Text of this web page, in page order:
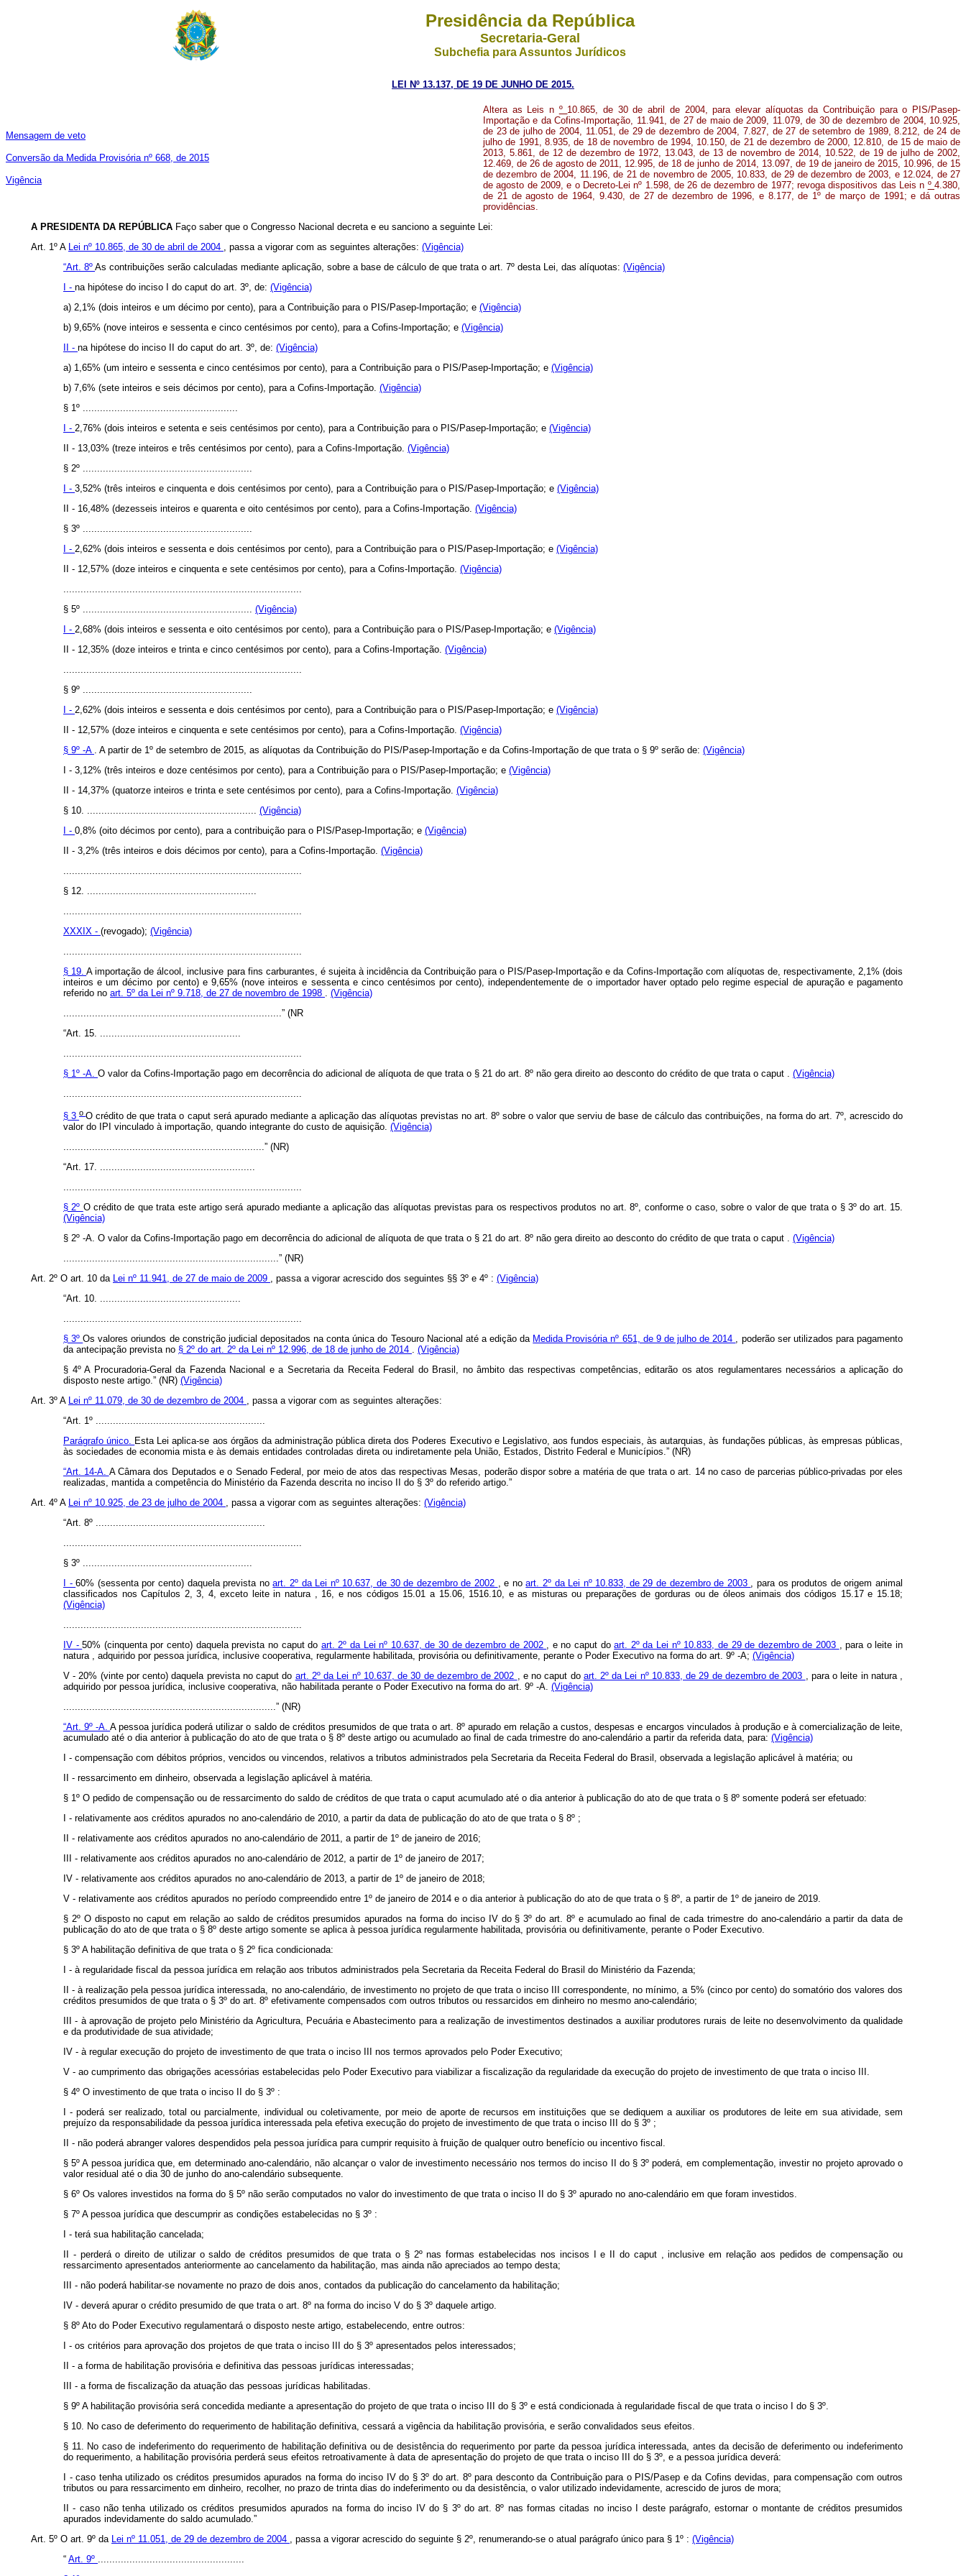
Presidência da República
Secretaria-Geral
Subchefia para Assuntos Jurídicos
LEI Nº 13.137, DE 19 DE JUNHO DE 2015.
Mensagem de veto
Conversão da Medida Provisória nº 668, de 2015
Vigência
Altera as Leis n º 10.865, de 30 de abril de 2004, para elevar alíquotas da Contribuição para o PIS/Pasep-
Importação e da Cofins-Importação, 11.941, de 27 de maio de 2009, 11.079, de 30 de dezembro de 2004, 10.925,
de 23 de julho de 2004, 11.051, de 29 de dezembro de 2004, 7.827, de 27 de setembro de 1989, 8.212, de 24 de
julho de 1991, 8.935, de 18 de novembro de 1994, 10.150, de 21 de dezembro de 2000, 12.810, de 15 de maio de
2013, 5.861, de 12 de dezembro de 1972, 13.043, de 13 de novembro de 2014, 10.522, de 19 de julho de 2002,
12.469, de 26 de agosto de 2011, 12.995, de 18 de junho de 2014, 13.097, de 19 de janeiro de 2015, 10.996, de 15
de dezembro de 2004, 11.196, de 21 de novembro de 2005, 10.833, de 29 de dezembro de 2003, e 12.024, de 27
de agosto de 2009, e o Decreto-Lei nº 1.598, de 26 de dezembro de 1977; revoga dispositivos das Leis n º4.380,
de 21 de agosto de 1964, 9.430, de 27 de dezembro de 1996, e 8.177, de 1º de março de 1991; e dá outras
providências.
A PRESIDENTA DA REPÚBLICA Faço saber que o Congresso Nacional decreta e eu sanciono a seguinte Lei:
Art. 1º A Lei nº 10.865, de 30 de abril de 2004 , passa a vigorar com as seguintes alterações: (Vigência)
“Art. 8º As contribuições serão calculadas mediante aplicação, sobre a base de cálculo de que trata o art. 7º desta Lei, das alíquotas: (Vigência)
I - na hipótese do inciso I do caput do art. 3º, de: (Vigência)
a) 2,1% (dois inteiros e um décimo por cento), para a Contribuição para o PIS/Pasep-Importação; e (Vigência)
b) 9,65% (nove inteiros e sessenta e cinco centésimos por cento), para a Cofins-Importação; e (Vigência)
II - na hipótese do inciso II do caput do art. 3º, de: (Vigência)
a) 1,65% (um inteiro e sessenta e cinco centésimos por cento), para a Contribuição para o PIS/Pasep-Importação; e (Vigência)
b) 7,6% (sete inteiros e seis décimos por cento), para a Cofins-Importação. (Vigência)
§ 1º ......................................................
I - 2,76% (dois inteiros e setenta e seis centésimos por cento), para a Contribuição para o PIS/Pasep-Importação; e (Vigência)
II - 13,03% (treze inteiros e três centésimos por cento), para a Cofins-Importação. (Vigência)
§ 2º ...........................................................
I - 3,52% (três inteiros e cinquenta e dois centésimos por cento), para a Contribuição para o PIS/Pasep-Importação; e (Vigência)
II - 16,48% (dezesseis inteiros e quarenta e oito centésimos por cento), para a Cofins-Importação. (Vigência)
§ 3º ...........................................................
I - 2,62% (dois inteiros e sessenta e dois centésimos por cento), para a Contribuição para o PIS/Pasep-Importação; e (Vigência)
II - 12,57% (doze inteiros e cinquenta e sete centésimos por cento), para a Cofins-Importação. (Vigência)
...................................................................................
§ 5º ........................................................... (Vigência)
I - 2,68% (dois inteiros e sessenta e oito centésimos por cento), para a Contribuição para o PIS/Pasep-Importação; e (Vigência)
II - 12,35% (doze inteiros e trinta e cinco centésimos por cento), para a Cofins-Importação. (Vigência)
...................................................................................
§ 9º ...........................................................
I - 2,62% (dois inteiros e sessenta e dois centésimos por cento), para a Contribuição para o PIS/Pasep-Importação; e (Vigência)
II - 12,57% (doze inteiros e cinquenta e sete centésimos por cento), para a Cofins-Importação. (Vigência)
§ 9º -A . A partir de 1º de setembro de 2015, as alíquotas da Contribuição do PIS/Pasep-Importação e da Cofins-Importação de que trata o § 9º serão de: (Vigência)
I - 3,12% (três inteiros e doze centésimos por cento), para a Contribuição para o PIS/Pasep-Importação; e (Vigência)
II - 14,37% (quatorze inteiros e trinta e sete centésimos por cento), para a Cofins-Importação. (Vigência)
§ 10. ........................................................... (Vigência)
I - 0,8% (oito décimos por cento), para a contribuição para o PIS/Pasep-Importação; e (Vigência)
II - 3,2% (três inteiros e dois décimos por cento), para a Cofins-Importação. (Vigência)
...................................................................................
§ 12. ...........................................................
...................................................................................
XXXIX - (revogado); (Vigência)
...................................................................................
§ 19.A importação de álcool, inclusive para fins carburantes, é sujeita à incidência da Contribuição para o PIS/Pasep-Importação e da Cofins-Importação com alíquotas de, respectivamente, 2,1% (dois
inteiros e um décimo por cento) e 9,65% (nove inteiros e sessenta e cinco centésimos por cento), independentemente de o importador haver optado pelo regime especial de apuração e pagamento
referido no art. 5º da Lei nº 9.718, de 27 de novembro de 1998 . (Vigência)
............................................................................” (NR
“Art. 15. .................................................
...................................................................................
§ 1º -A. O valor da Cofins-Importação pago em decorrência do adicional de alíquota de que trata o § 21 do art. 8º não gera direito ao desconto do crédito de que trata o caput . (Vigência)
...................................................................................
§ 3oO crédito de que trata o caput será apurado mediante a aplicação das alíquotas previstas no art. 8º sobre o valor que serviu de base de cálculo das contribuições, na forma do art. 7º, acrescido do
valor do IPI vinculado à importação, quando integrante do custo de aquisição. (Vigência)
......................................................................” (NR)
“Art. 17. ......................................................
...................................................................................
§ 2º O crédito de que trata este artigo será apurado mediante a aplicação das alíquotas previstas para os respectivos produtos no art. 8º, conforme o caso, sobre o valor de que trata o § 3º do art. 15.
(Vigência)
§ 2º -A. O valor da Cofins-Importação pago em decorrência do adicional de alíquota de que trata o § 21 do art. 8º não gera direito ao desconto do crédito de que trata o caput . (Vigência)
...........................................................................” (NR)
Art. 2º O art. 10 da Lei nº 11.941, de 27 de maio de 2009 , passa a vigorar acrescido dos seguintes §§ 3º e 4º : (Vigência)
“Art. 10. .................................................
...................................................................................
§ 3ºOs valores oriundos de constrição judicial depositados na conta única do Tesouro Nacional até a edição da Medida Provisória nº 651, de 9 de julho de 2014 , poderão ser utilizados para pagamento
da antecipação prevista no § 2º do art. 2º da Lei nº 12.996, de 18 de junho de 2014 . (Vigência)
§ 4º A Procuradoria-Geral da Fazenda Nacional e a Secretaria da Receita Federal do Brasil, no âmbito das respectivas competências, editarão os atos regulamentares necessários a aplicação do
disposto neste artigo.” (NR) (Vigência)
Art. 3º A Lei nº 11.079, de 30 de dezembro de 2004 , passa a vigorar com as seguintes alterações:
“Art. 1º ...........................................................
Parágrafo único. Esta Lei aplica-se aos órgãos da administração pública direta dos Poderes Executivo e Legislativo, aos fundos especiais, às autarquias, às fundações públicas, às empresas públicas,
às sociedades de economia mista e às demais entidades controladas direta ou indiretamente pela União, Estados, Distrito Federal e Municípios.” (NR)
“Art. 14-A. A Câmara dos Deputados e o Senado Federal, por meio de atos das respectivas Mesas, poderão dispor sobre a matéria de que trata o art. 14 no caso de parcerias público-privadas por eles
realizadas, mantida a competência do Ministério da Fazenda descrita no inciso II do § 3º do referido artigo.”
Art. 4º A Lei nº 10.925, de 23 de julho de 2004 , passa a vigorar com as seguintes alterações: (Vigência)
“Art. 8º ...........................................................
...................................................................................
§ 3º ...........................................................
I -60% (sessenta por cento) daquela prevista noart. 2º da Lei nº 10.637, de 30 de dezembro de 2002 , e noart. 2º da Lei nº 10.833, de 29 de dezembro de 2003 , para os produtos de origem animal
classificados nos Capítulos 2, 3, 4, exceto leitein natura , 16, e nos códigos 15.01 a 15.06, 1516.10, e as misturas ou preparações de gorduras ou de óleos animais dos códigos 15.17 e 15.18;
(Vigência)
...................................................................................
IV -50% (cinquenta por cento) daquela prevista no caputdo art. 2º da Lei nº 10.637, de 30 de dezembro de 2002 , e no caput doart. 2º da Lei nº 10.833, de 29 de dezembro de 2003 , para o leitein
natura , adquirido por pessoa jurídica, inclusive cooperativa, regularmente habilitada, provisória ou definitivamente, perante o Poder Executivo na forma do art. 9º -A; (Vigência)
V - 20% (vinte por cento) daquela prevista nocaputdo art. 2º da Lei nº 10.637, de 30 de dezembro de 2002 , e nocaput do art. 2º da Lei nº 10.833, de 29 de dezembro de 2003 , para o leite in natura ,
adquirido por pessoa jurídica, inclusive cooperativa, não habilitada perante o Poder Executivo na forma do art. 9º -A. (Vigência)
..........................................................................” (NR)
“Art. 9º -A.A pessoa jurídica poderá utilizar o saldo de créditos presumidos de que trata o art. 8º apurado em relação a custos, despesas e encargos vinculados à produção e à comercialização de leite,
acumulado até o dia anterior à publicação do ato de que trata o § 8º deste artigo ou acumulado ao final de cada trimestre do ano-calendário a partir da referida data, para: (Vigência)
I - compensação com débitos próprios, vencidos ou vincendos, relativos a tributos administrados pela Secretaria da Receita Federal do Brasil, observada a legislação aplicável à matéria; ou
II - ressarcimento em dinheiro, observada a legislação aplicável à matéria.
§ 1º O pedido de compensação ou de ressarcimento do saldo de créditos de que trata o caput acumulado até o dia anterior à publicação do ato de que trata o § 8º somente poderá ser efetuado:
I - relativamente aos créditos apurados no ano-calendário de 2010, a partir da data de publicação do ato de que trata o § 8º ;
II - relativamente aos créditos apurados no ano-calendário de 2011, a partir de 1º de janeiro de 2016;
III - relativamente aos créditos apurados no ano-calendário de 2012, a partir de 1º de janeiro de 2017;
IV - relativamente aos créditos apurados no ano-calendário de 2013, a partir de 1º de janeiro de 2018;
V - relativamente aos créditos apurados no período compreendido entre 1º de janeiro de 2014 e o dia anterior à publicação do ato de que trata o § 8º, a partir de 1º de janeiro de 2019.
§ 2º O disposto nocaputem relação ao saldo de créditos presumidos apurados na forma do inciso IV do § 3º do art. 8º e acumulado ao final de cada trimestre do ano-calendário a partir da data de
publicação do ato de que trata o § 8º deste artigo somente se aplica à pessoa jurídica regularmente habilitada, provisória ou definitivamente, perante o Poder Executivo.
§ 3º A habilitação definitiva de que trata o § 2º fica condicionada:
I - à regularidade fiscal da pessoa jurídica em relação aos tributos administrados pela Secretaria da Receita Federal do Brasil do Ministério da Fazenda;
II - à realização pela pessoa jurídica interessada, no ano-calendário, de investimento no projeto de que trata o inciso III correspondente, no mínimo, a 5% (cinco por cento) do somatório dos valores dos
créditos presumidos de que trata o § 3º do art. 8º efetivamente compensados com outros tributos ou ressarcidos em dinheiro no mesmo ano-calendário;
III - à aprovação de projeto pelo Ministério da Agricultura, Pecuária e Abastecimento para a realização de investimentos destinados a auxiliar produtores rurais de leite no desenvolvimento da qualidade
e da produtividade de sua atividade;
IV - à regular execução do projeto de investimento de que trata o inciso III nos termos aprovados pelo Poder Executivo;
V - ao cumprimento das obrigações acessórias estabelecidas pelo Poder Executivo para viabilizar a fiscalização da regularidade da execução do projeto de investimento de que trata o inciso III.
§ 4º O investimento de que trata o inciso II do § 3º :
I - poderá ser realizado, total ou parcialmente, individual ou coletivamente, por meio de aporte de recursos em instituições que se dediquem a auxiliar os produtores de leite em sua atividade, sem
prejuízo da responsabilidade da pessoa jurídica interessada pela efetiva execução do projeto de investimento de que trata o inciso III do § 3º ;
II - não poderá abranger valores despendidos pela pessoa jurídica para cumprir requisito à fruição de qualquer outro benefício ou incentivo fiscal.
§ 5º A pessoa jurídica que, em determinado ano-calendário, não alcançar o valor de investimento necessário nos termos do inciso II do § 3º poderá, em complementação, investir no projeto aprovado o
valor residual até o dia 30 de junho do ano-calendário subsequente.
§ 6º Os valores investidos na forma do § 5º não serão computados no valor do investimento de que trata o inciso II do § 3º apurado no ano-calendário em que foram investidos.
§ 7º A pessoa jurídica que descumprir as condições estabelecidas no § 3º :
I - terá sua habilitação cancelada;
II - perderá o direito de utilizar o saldo de créditos presumidos de que trata o § 2º nas formas estabelecidas nos incisos I e II do caput , inclusive em relação aos pedidos de compensação ou
ressarcimento apresentados anteriormente ao cancelamento da habilitação, mas ainda não apreciados ao tempo desta;
III - não poderá habilitar-se novamente no prazo de dois anos, contados da publicação do cancelamento da habilitação;
IV - deverá apurar o crédito presumido de que trata o art. 8º na forma do inciso V do § 3º daquele artigo.
§ 8º Ato do Poder Executivo regulamentará o disposto neste artigo, estabelecendo, entre outros:
I - os critérios para aprovação dos projetos de que trata o inciso III do § 3º apresentados pelos interessados;
II - a forma de habilitação provisória e definitiva das pessoas jurídicas interessadas;
III - a forma de fiscalização da atuação das pessoas jurídicas habilitadas.
§ 9º A habilitação provisória será concedida mediante a apresentação do projeto de que trata o inciso III do § 3º e está condicionada à regularidade fiscal de que trata o inciso I do § 3º.
§ 10. No caso de deferimento do requerimento de habilitação definitiva, cessará a vigência da habilitação provisória, e serão convalidados seus efeitos.
§ 11. No caso de indeferimento do requerimento de habilitação definitiva ou de desistência do requerimento por parte da pessoa jurídica interessada, antes da decisão de deferimento ou indeferimento
do requerimento, a habilitação provisória perderá seus efeitos retroativamente à data de apresentação do projeto de que trata o inciso III do § 3º, e a pessoa jurídica deverá:
I - caso tenha utilizado os créditos presumidos apurados na forma do inciso IV do § 3º do art. 8º para desconto da Contribuição para o PIS/Pasep e da Cofins devidas, para compensação com outros
tributos ou para ressarcimento em dinheiro, recolher, no prazo de trinta dias do indeferimento ou da desistência, o valor utilizado indevidamente, acrescido de juros de mora;
II - caso não tenha utilizado os créditos presumidos apurados na forma do inciso IV do § 3º do art. 8º nas formas citadas no inciso I deste parágrafo, estornar o montante de créditos presumidos
apurados indevidamente do saldo acumulado.”
Art. 5º O art. 9º da Lei nº 11.051, de 29 de dezembro de 2004 , passa a vigorar acrescido do seguinte § 2º, renumerando-se o atual parágrafo único para § 1º : (Vigência)
“ Art. 9º ...................................................